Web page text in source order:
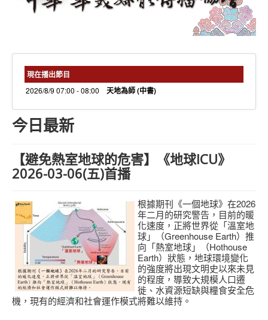
needs 專欄
線上捐款
現在播出節目
2026/8/9 07:00 - 08:00 天地為師 (中書)
今日最新
【避免熱室地球的危害】《地球ICU》
2026-03-06(五)首播
根據期刊《一個地球》在2026
年二月的研究警告，目前的暖
化速度，正將世界從「溫室地
球」（Greenhouse Earth）推
向「熱室地球」（Hothouse
Earth）狀態，地球環境變化
的強度將出現文明史以來未見
的程度，導致大規模人口遷
徙、水資源短缺與糧食安全危
機，現有的經濟和社會運作模式將難以維持。